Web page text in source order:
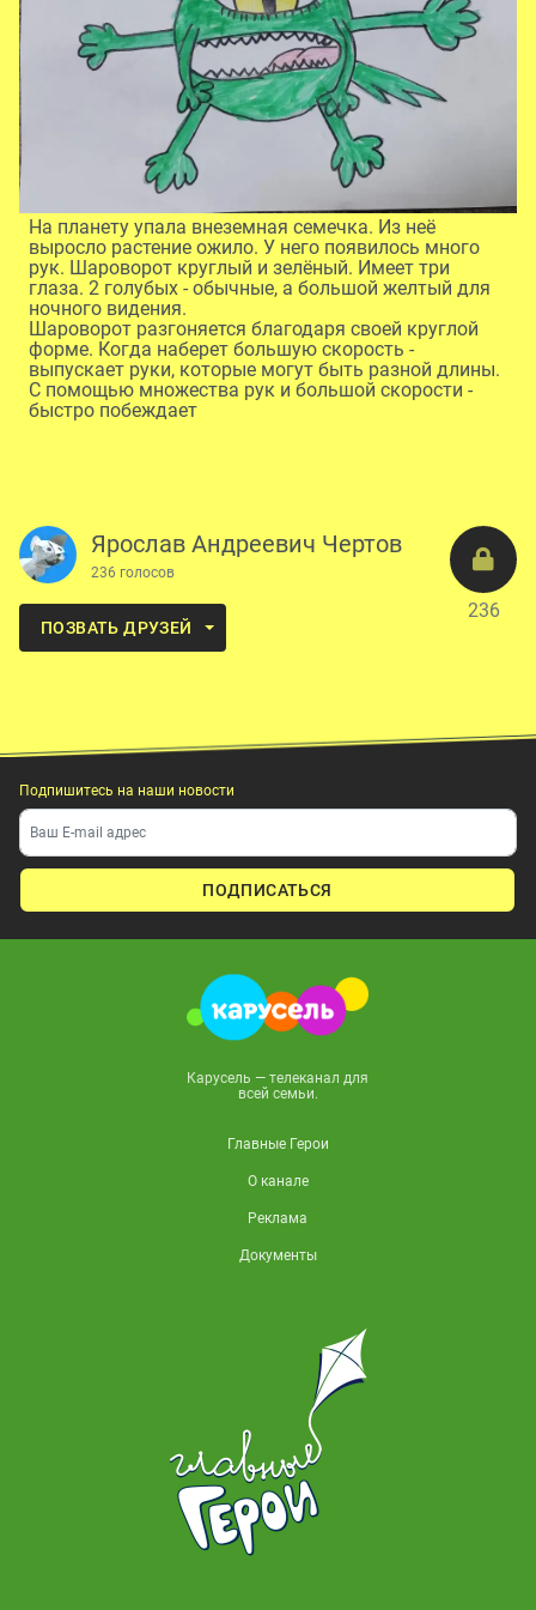
На планету упала внеземная семечка. Из неё
выросло растение ожило. У него появилось много
рук. Шароворот круглый и зелёный. Имеет три
глаза. 2 голубых - обычные, а большой желтый для
ночного видения.
Шароворот разгоняется благодаря своей круглой
форме. Когда наберет большую скорость -
выпускает руки, которые могут быть разной длины.
С помощью множества рук и большой скорости -
быстро побеждает
236
Ярослав Андреевич Чертов
236 голосов
ПОЗВАТЬ ДРУЗЕЙ
Подпишитесь на наши новости
ПОДПИСАТЬСЯ
Карусель — телеканал для
всей семьи.
Главные Герои
О канале
Реклама
Документы